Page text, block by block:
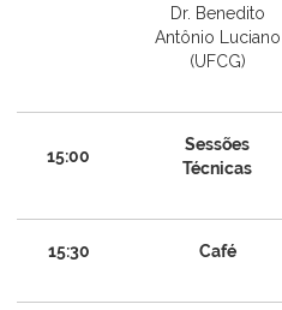
Dr. Benedito
Antônio Luciano
(UFCG)
15:00
Sessões
Técnicas
15:30 Café